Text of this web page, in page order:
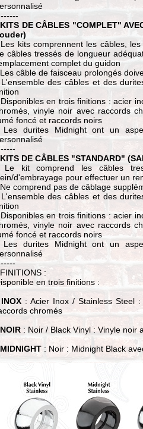
DE CÂBLES "COMPLET"
Les kits comprennent les câbles,
câbles tressés de longueur
complet du guidon
Les câble de faisceau prolongés
L'ensemble des câbles et des
Disponibles en trois finitions : acier
vinyle noir avec raccords
foncé et raccords noirs
Les durites Midnight ont un
DE CÂBLES "STANDARD"
Le kit comprend les câbles
d'embrayage pour effectuer un
Ne comprend pas de câblage
L'ensemble des câbles et des
Disponibles en trois finitions : acier
vinyle noir avec raccords
foncé et raccords noirs
Les durites Midnight ont un
:
en trois finitions :
INOX : Acier Inox / Stainless Steel
chromés
NOIR : Noir / Black Vinyl : Vinyle noir
MIDNIGHT : Noir : Midnight Black